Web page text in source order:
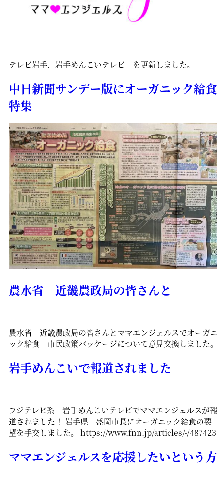
テレビ岩手、岩手めんこいテレビ を更新しました。
中日新聞サンデー版にオーガニック給食
特集
農水省 近畿農政局の皆さんと
農水省 近畿農政局の皆さんとママエンジェルスでオーガ
ック給食 市民政策パッケージについて意見交換しました
岩手めんこいで報道されました
フジテレビ系 岩手めんこいテレビでママエンジェルスが報
道されました！ 岩手県 盛岡市長にオーガニック給食の要
望を手交しました。 https://www.fnn.jp/articles/-/487423
ママエンジェルスを応援したいという方